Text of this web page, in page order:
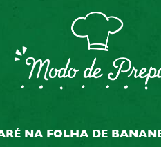
NA FOLHA DE